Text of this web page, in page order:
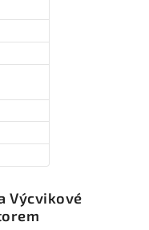
Výcvikové